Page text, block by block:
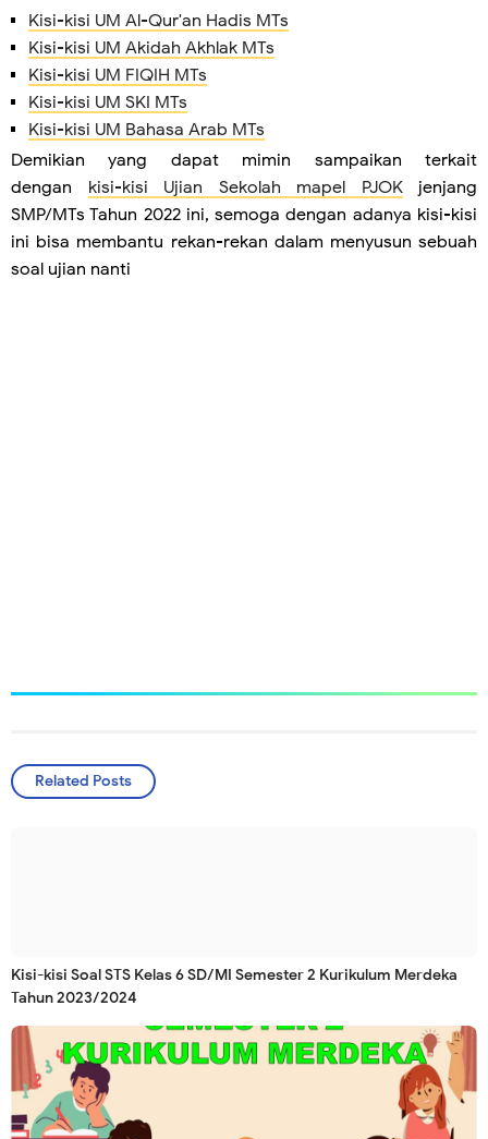
Kisi-kisi UM Al-Qur'an Hadis MTs
Kisi-kisi UM Akidah Akhlak MTs
Kisi-kisi UM FIQIH MTs
Kisi-kisi UM SKI MTs
Kisi-kisi UM Bahasa Arab MTs
Demikian yang dapat mimin sampaikan terkait
dengan kisi-kisi Ujian Sekolah mapel PJOKjenjang
SMP/MTs Tahun 2022 ini, semoga dengan adanya kisi-kisi
ini bisa membantu rekan-rekan dalam menyusun sebuah
soal ujian nanti
Related Posts
Kisi-kisi Soal STS Kelas 6 SD/MI Semester 2 Kurikulum Merdeka
Tahun 2023/2024